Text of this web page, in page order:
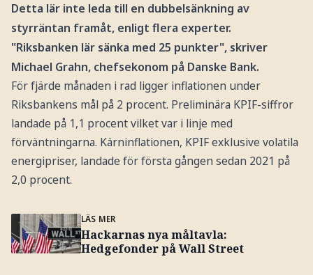
Detta lär inte leda till en dubbelsänkning av
styrräntan framåt, enligt flera experter.
"Riksbanken lär sänka med 25 punkter", skriver
Michael Grahn, chefsekonom på Danske Bank.
För fjärde månaden i rad ligger inflationen under
Riksbankens mål på 2 procent. Preliminära KPIF-siffror
landade på 1,1 procent vilket var i linje med
förväntningarna. Kärninflationen, KPIF exklusive volatila
energipriser, landade för första gången sedan 2021 på
2,0 procent.
LÄS MER
Hackarnas nya måltavla:
Hedgefonder på Wall Street